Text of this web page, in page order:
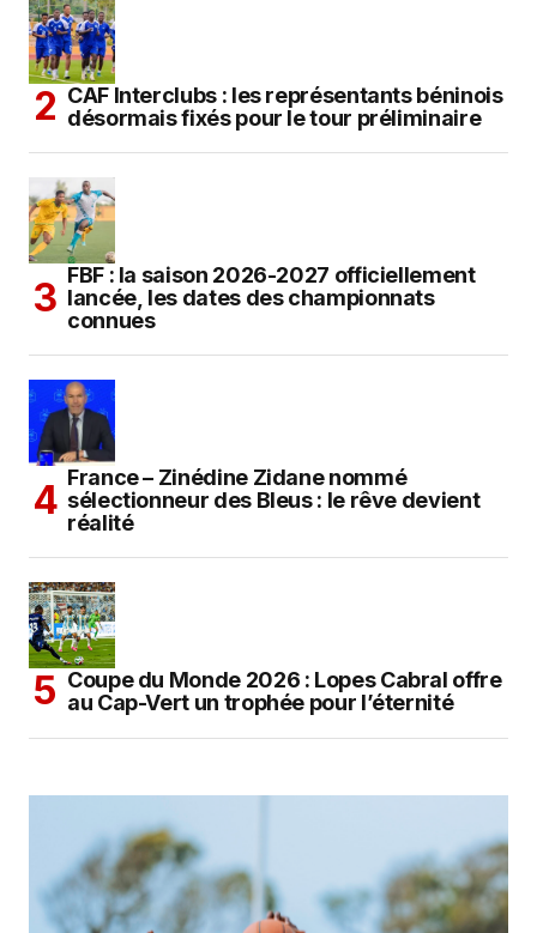
CAF Interclubs : les représentants béninois
désormais fixés pour le tour préliminaire
FBF : la saison 2026-2027 officiellement
lancée, les dates des championnats
connues
France – Zinédine Zidane nommé
sélectionneur des Bleus : le rêve devient
réalité
Coupe du Monde 2026 : Lopes Cabral offre
au Cap-Vert un trophée pour l’éternité